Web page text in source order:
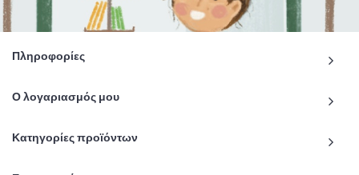
Πληροφορίες
Ο λογαριασμός μου
Κατηγορίες προϊόντων